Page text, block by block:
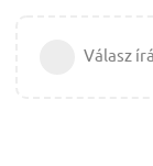
Válasz